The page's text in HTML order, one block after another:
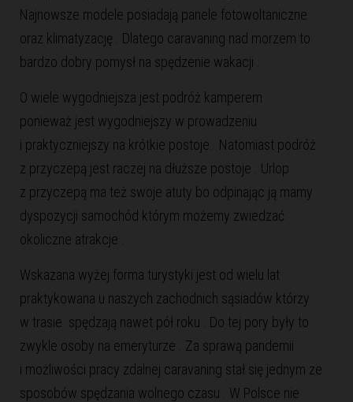
Najnowsze modele posiadają panele fotowoltaniczne
oraz klimatyzację . Dlatego caravaning nad morzem to
bardzo dobry pomysł na spędzenie wakacji .
O wiele wygodniejsza jest podróż kamperem
ponieważ jest wygodniejszy w prowadzeniu
i praktyczniejszy na krótkie postoje. Natomiast podróż
z przyczepą jest raczej na dłuższe postoje . Urlop
z przyczepą ma też swoje atuty bo odpinając ją mamy
dyspozycji samochód którym możemy zwiedzać
okoliczne atrakcje .
Wskazana wyżej forma turystyki jest od wielu lat
praktykowana u naszych zachodnich sąsiadów którzy
w trasie spędzają nawet pół roku . Do tej pory były to
zwykle osoby na emeryturze . Za sprawą pandemii
i możliwości pracy zdalnej caravaning stał się jednym ze
sposobów spędzania wolnego czasu . W Polsce nie